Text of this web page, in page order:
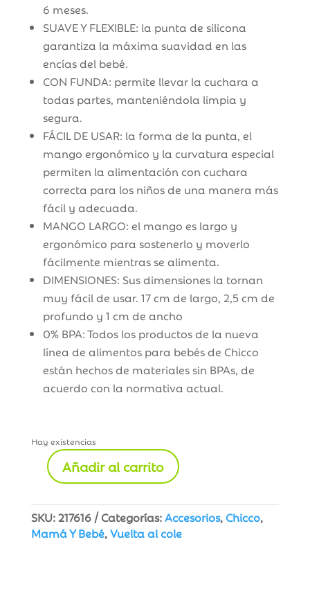
6 meses.
SUAVE Y FLEXIBLE: la punta de silicona
garantiza la máxima suavidad en las
encías del bebé.
CON FUNDA: permite llevar la cuchara a
todas partes, manteniéndola limpia y
segura.
FÁCIL DE USAR: la forma de la punta, el
mango ergonómico y la curvatura especial
permiten la alimentación con cuchara
correcta para los niños de una manera más
fácil y adecuada.
MANGO LARGO: el mango es largo y
ergonómico para sostenerlo y moverlo
fácilmente mientras se alimenta.
DIMENSIONES: Sus dimensiones la tornan
muy fácil de usar. 17 cm de largo, 2,5 cm de
profundo y 1 cm de ancho
0% BPA: Todos los productos de la nueva
línea de alimentos para bebés de Chicco
están hechos de materiales sin BPAs, de
acuerdo con la normativa actual.
Hay existencias
Cuchara
silicona
con
estuche
Añadir al carrito
SKU:217616 Categorías:Accesorios,Chicco,
Mamá Y Bebé,Vuelta al cole